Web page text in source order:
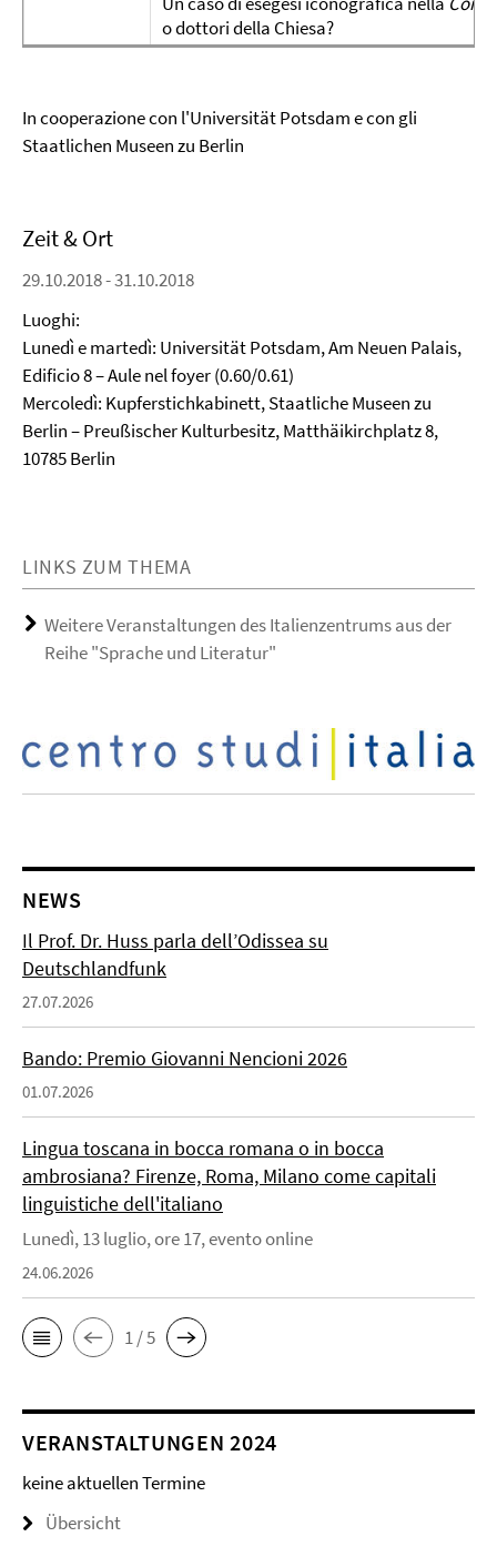
o dottori della Chiesa?
In cooperazione con l'Universität Potsdam e con gli
Staatlichen Museen zu Berlin
Zeit & Ort
29.10.2018 - 31.10.2018
Luoghi:
Lunedì e martedì: Universität Potsdam, Am Neuen Palais,
Edificio 8 – Aule nel foyer (0.60/0.61)
Mercoledì: Kupferstichkabinett, Staatliche Museen zu
Berlin – Preußischer Kulturbesitz, Matthäikirchplatz 8,
10785 Berlin
LINKS ZUM THEMA
Weitere Veranstaltungen des Italienzentrums aus der
Reihe "Sprache und Literatur"
NEWS
Il Prof. Dr. Huss parla dell’Odissea su
Deutschlandfunk
27.07.2026
Bando: Premio Giovanni Nencioni 2026
01.07.2026
Lingua toscana in bocca romana o in bocca
ambrosiana? Firenze, Roma, Milano come capitali
linguistiche dell'italiano
Lunedì, 13 luglio, ore 17, evento online
24.06.2026
1 / 5
VERANSTALTUNGEN 2024
keine aktuellen Termine
Übersicht